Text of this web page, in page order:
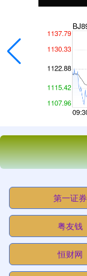
第一证券
粤友钱
恒财网